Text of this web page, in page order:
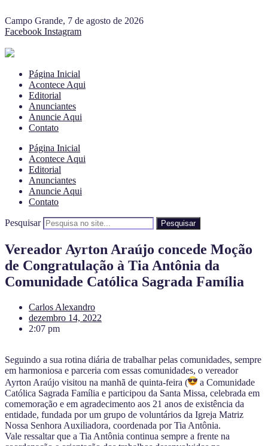
Campo Grande, 7 de agosto de 2026
Facebook Instagram
Página Inicial
Acontece Aqui
Editorial
Anunciantes
Anuncie Aqui
Contato
Página Inicial
Acontece Aqui
Editorial
Anunciantes
Anuncie Aqui
Contato
Pesquisar Pesquisar
Vereador Ayrton Araújo concede Moção
de Congratulação à Tia Antônia da
Comunidade Católica Sagrada Família
Carlos Alexandro
dezembro 14, 2022
2:07 pm
Seguindo a sua rotina diária de trabalhar pelas comunidades, sempre
em harmoniosa e parceria com essas comunidades, o vereador
Ayrton Araújo visitou na manhã de quinta-feira (
a Comunidade
Católica Sagrada Família e participou da Santa Missa, celebrada em
comemoração e em agradecimento aos 21 anos de existência da
entidade, fundada por um grupo de voluntários da Igreja Matriz
Nossa Senhora Auxiliadora, coordenada por Tia Antônia.
Vale ressaltar que a Tia Antônia continua sempre a frente na